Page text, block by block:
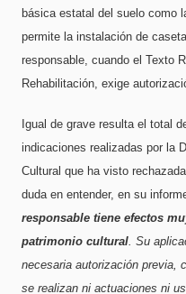
básica estatal del suelo como
permite la instalación de
responsable, cuando el Texto
Rehabilitación, exige
Igual de grave resulta el total
indicaciones realizadas por la
Cultural que ha visto
duda en entender, en su
responsable tiene efectos
patrimonio cultural . Su
necesaria autorización previa,
se realizan ni actuaciones ni